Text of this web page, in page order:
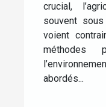
crucial,
souvent
voient
méthodes
abordés...